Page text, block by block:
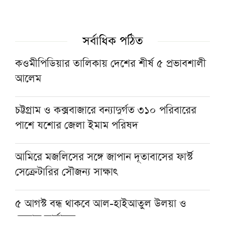
১৫ আগস্টের জাতীয় ওলামা-মাশায়েখ সম্মেলন
সফল করতে সাভারে মতবিনিময় সভা
নেতাকর্মীদের স্থানীয় সরকার নির্বাচনের প্রস্তুতির
নির্দেশনা জমিয়তের
যুক্তরাষ্ট্রের অস্ত্র ভাণ্ডার নিয়ে তথ্য ফাঁস, ক্ষুব্ধ ট্রাম্পের
কড়া বার্তা
সর্বাধিক পঠিত
কওমীপিডিয়ার তালিকায় দেশের শীর্ষ ৫ প্রভাবশালী
আলেম
চট্টগ্রাম ও কক্সবাজারে বন্যাদুর্গত ৩১০ পরিবারের
পাশে যশোর জেলা ইমাম পরিষদ
আমিরে মজলিসের সঙ্গে জাপান দূতাবাসের ফার্স্ট
সেক্রেটারির সৌজন্য সাক্ষাৎ
৫ আগস্ট বন্ধ থাকবে আল-হাইআতুল উলয়া ও
বেফাক কার্যালয়